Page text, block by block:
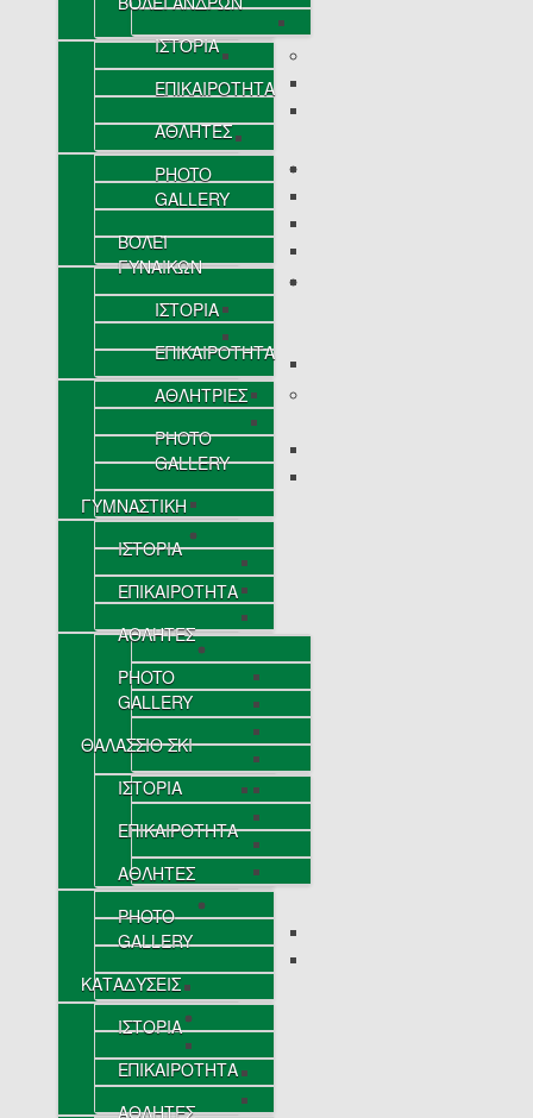
ΙΣΤΟΡΙΑ
ΕΠΙΚΑΙΡΟΤΗΤΑ
ΑΘΛΗΤΕΣ
PHOTO
GALLERY
ΒΟΛΕΪ
ΓΥΝΑΙΚΩΝ
ΙΣΤΟΡΙΑ
ΕΠΙΚΑΙΡΟΤΗΤΑ
ΑΘΛΗΤΡΙΕΣ
PHOTO
GALLERY
ΓΥΜΝΑΣΤΙΚΗ
ΙΣΤΟΡΙΑ
ΕΠΙΚΑΙΡΟΤΗΤΑ
ΑΘΛΗΤΕΣ
PHOTO
GALLERY
ΘΑΛΑΣΣΙΟ ΣΚΙ
ΙΣΤΟΡΙΑ
ΕΠΙΚΑΙΡΟΤΗΤΑ
ΑΘΛΗΤΕΣ
PHOTO
GALLERY
ΚΑΤΑΔΥΣΕΙΣ
ΙΣΤΟΡΙΑ
ΕΠΙΚΑΙΡΟΤΗΤΑ
ΑΘΛΗΤΕΣ